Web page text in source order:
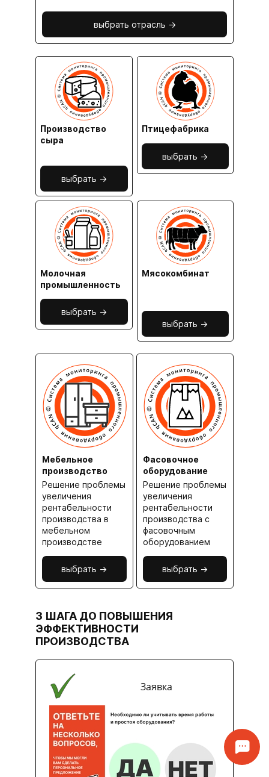
выбрать отрасль ->
Производство
сыра
выбрать ->
Птицефабрика
выбрать ->
Молочная
промышленность
выбрать ->
Мясокомбинат
выбрать ->
Мебельное
производство
Решение проблемы
увеличения
рентабельности
производства в
мебельном
производстве
выбрать ->
Фасовочное
оборудование
Решение проблемы
увеличения
рентабельности
производства с
фасовочным
оборудованием
выбрать ->
3 ШАГА ДО ПОВЫШЕНИЯ
ЭФФЕКТИВНОСТИ
ПРОИЗВОДСТВА
Заявка